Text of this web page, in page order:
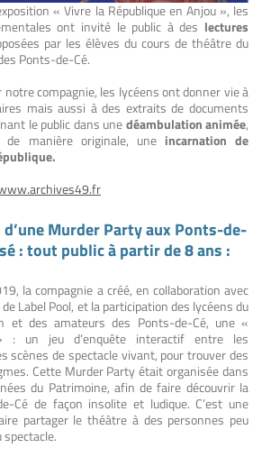
« Vivre la République en Anjou », les
ont invité le public à des lectures
par les élèves du cours de théâtre du
Ponts-de-Cé.
notre compagnie, les lycéens ont donner vie à
mais aussi à des extraits de documents
le public dans unedéambulation animée,
manière originale, une incarnation de
Murder Party aux Ponts-de-
: tout public à partir de 8 ans :
la compagnie a créé, en collaboration avec
Label Pool, et la participation des lycéens du
et des amateurs des Ponts-de-Cé, une «
: un jeu d’enquête interactif entre les
scènes de spectacle vivant, pour trouver des
Cette Murder Party était organisée dans
du Patrimoine, afin de faire découvrir la
Cé de façon insolite et ludique. C’est une
partager le théâtre à des personnes peu